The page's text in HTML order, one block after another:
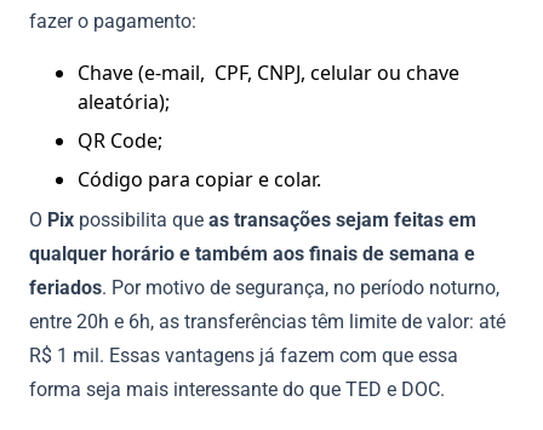
fazer o pagamento:
Chave (e-mail, CPF, CNPJ, celular ou chave
aleatória);
QR Code;
Código para copiar e colar.
O Pix possibilita que as transações sejam feitas em
qualquer horário e também aos finais de semana e
feriados. Por motivo de segurança, no período noturno,
entre 20h e 6h, as transferências têm limite de valor: até
R$ 1 mil. Essas vantagens já fazem com que essa
forma seja mais interessante do que TED e DOC.